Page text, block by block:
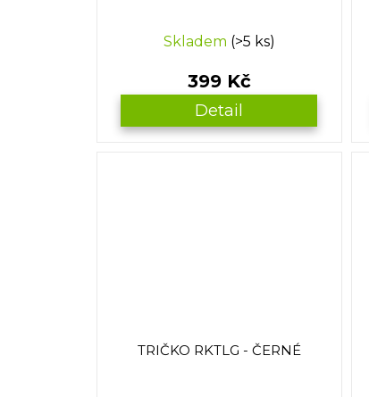
Skladem (>5 ks)
399 Kč
Detail
TRIČKO RKTLG - ČERNÉ